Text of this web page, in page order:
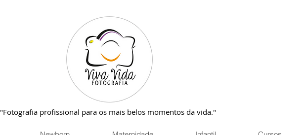
"Fotografia profissional para os mais belos momentos da vida."